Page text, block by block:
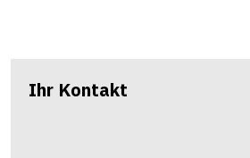
Ihr Kontakt